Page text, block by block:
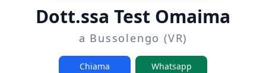
Dott.ssa Test Omaima
a Bussolengo (VR)
Chiama Whatsapp